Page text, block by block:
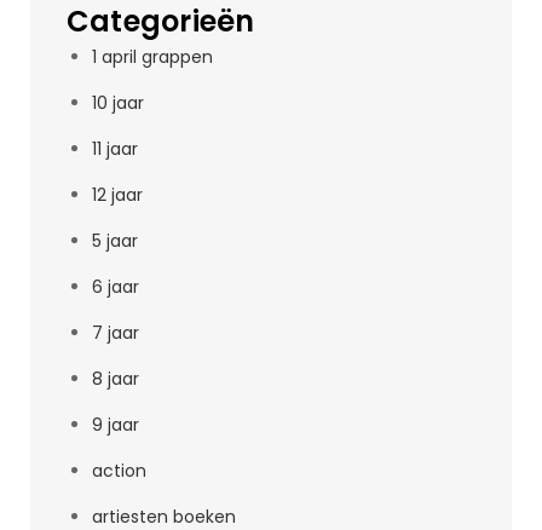
Categorieën
1 april grappen
10 jaar
11 jaar
12 jaar
5 jaar
6 jaar
7 jaar
8 jaar
9 jaar
action
artiesten boeken